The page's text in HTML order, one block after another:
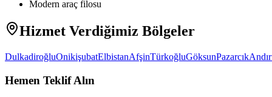
Modern araç filosu
Hizmet Verdiğimiz Bölgeler
DulkadiroğluOnikişubatElbistanAfşinTürkoğluGöksunPazarcık
Hemen Teklif Alın